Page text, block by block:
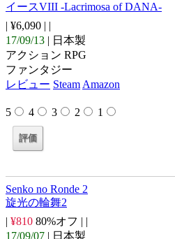
イースVIII -Lacrimosa of DANA-
| ¥6,090 | |
17/09/13 | 日本製
アクション RPG
ファンタジー
レビュー Steam Amazon
5 4 3 2 1
Senko no Ronde 2
旋光の輪舞2
| ¥810 80%オフ | |
17/09/07 | 日本製